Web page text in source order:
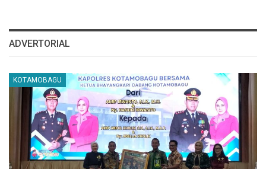
ADVERTORIAL
KOTAMOBAGU